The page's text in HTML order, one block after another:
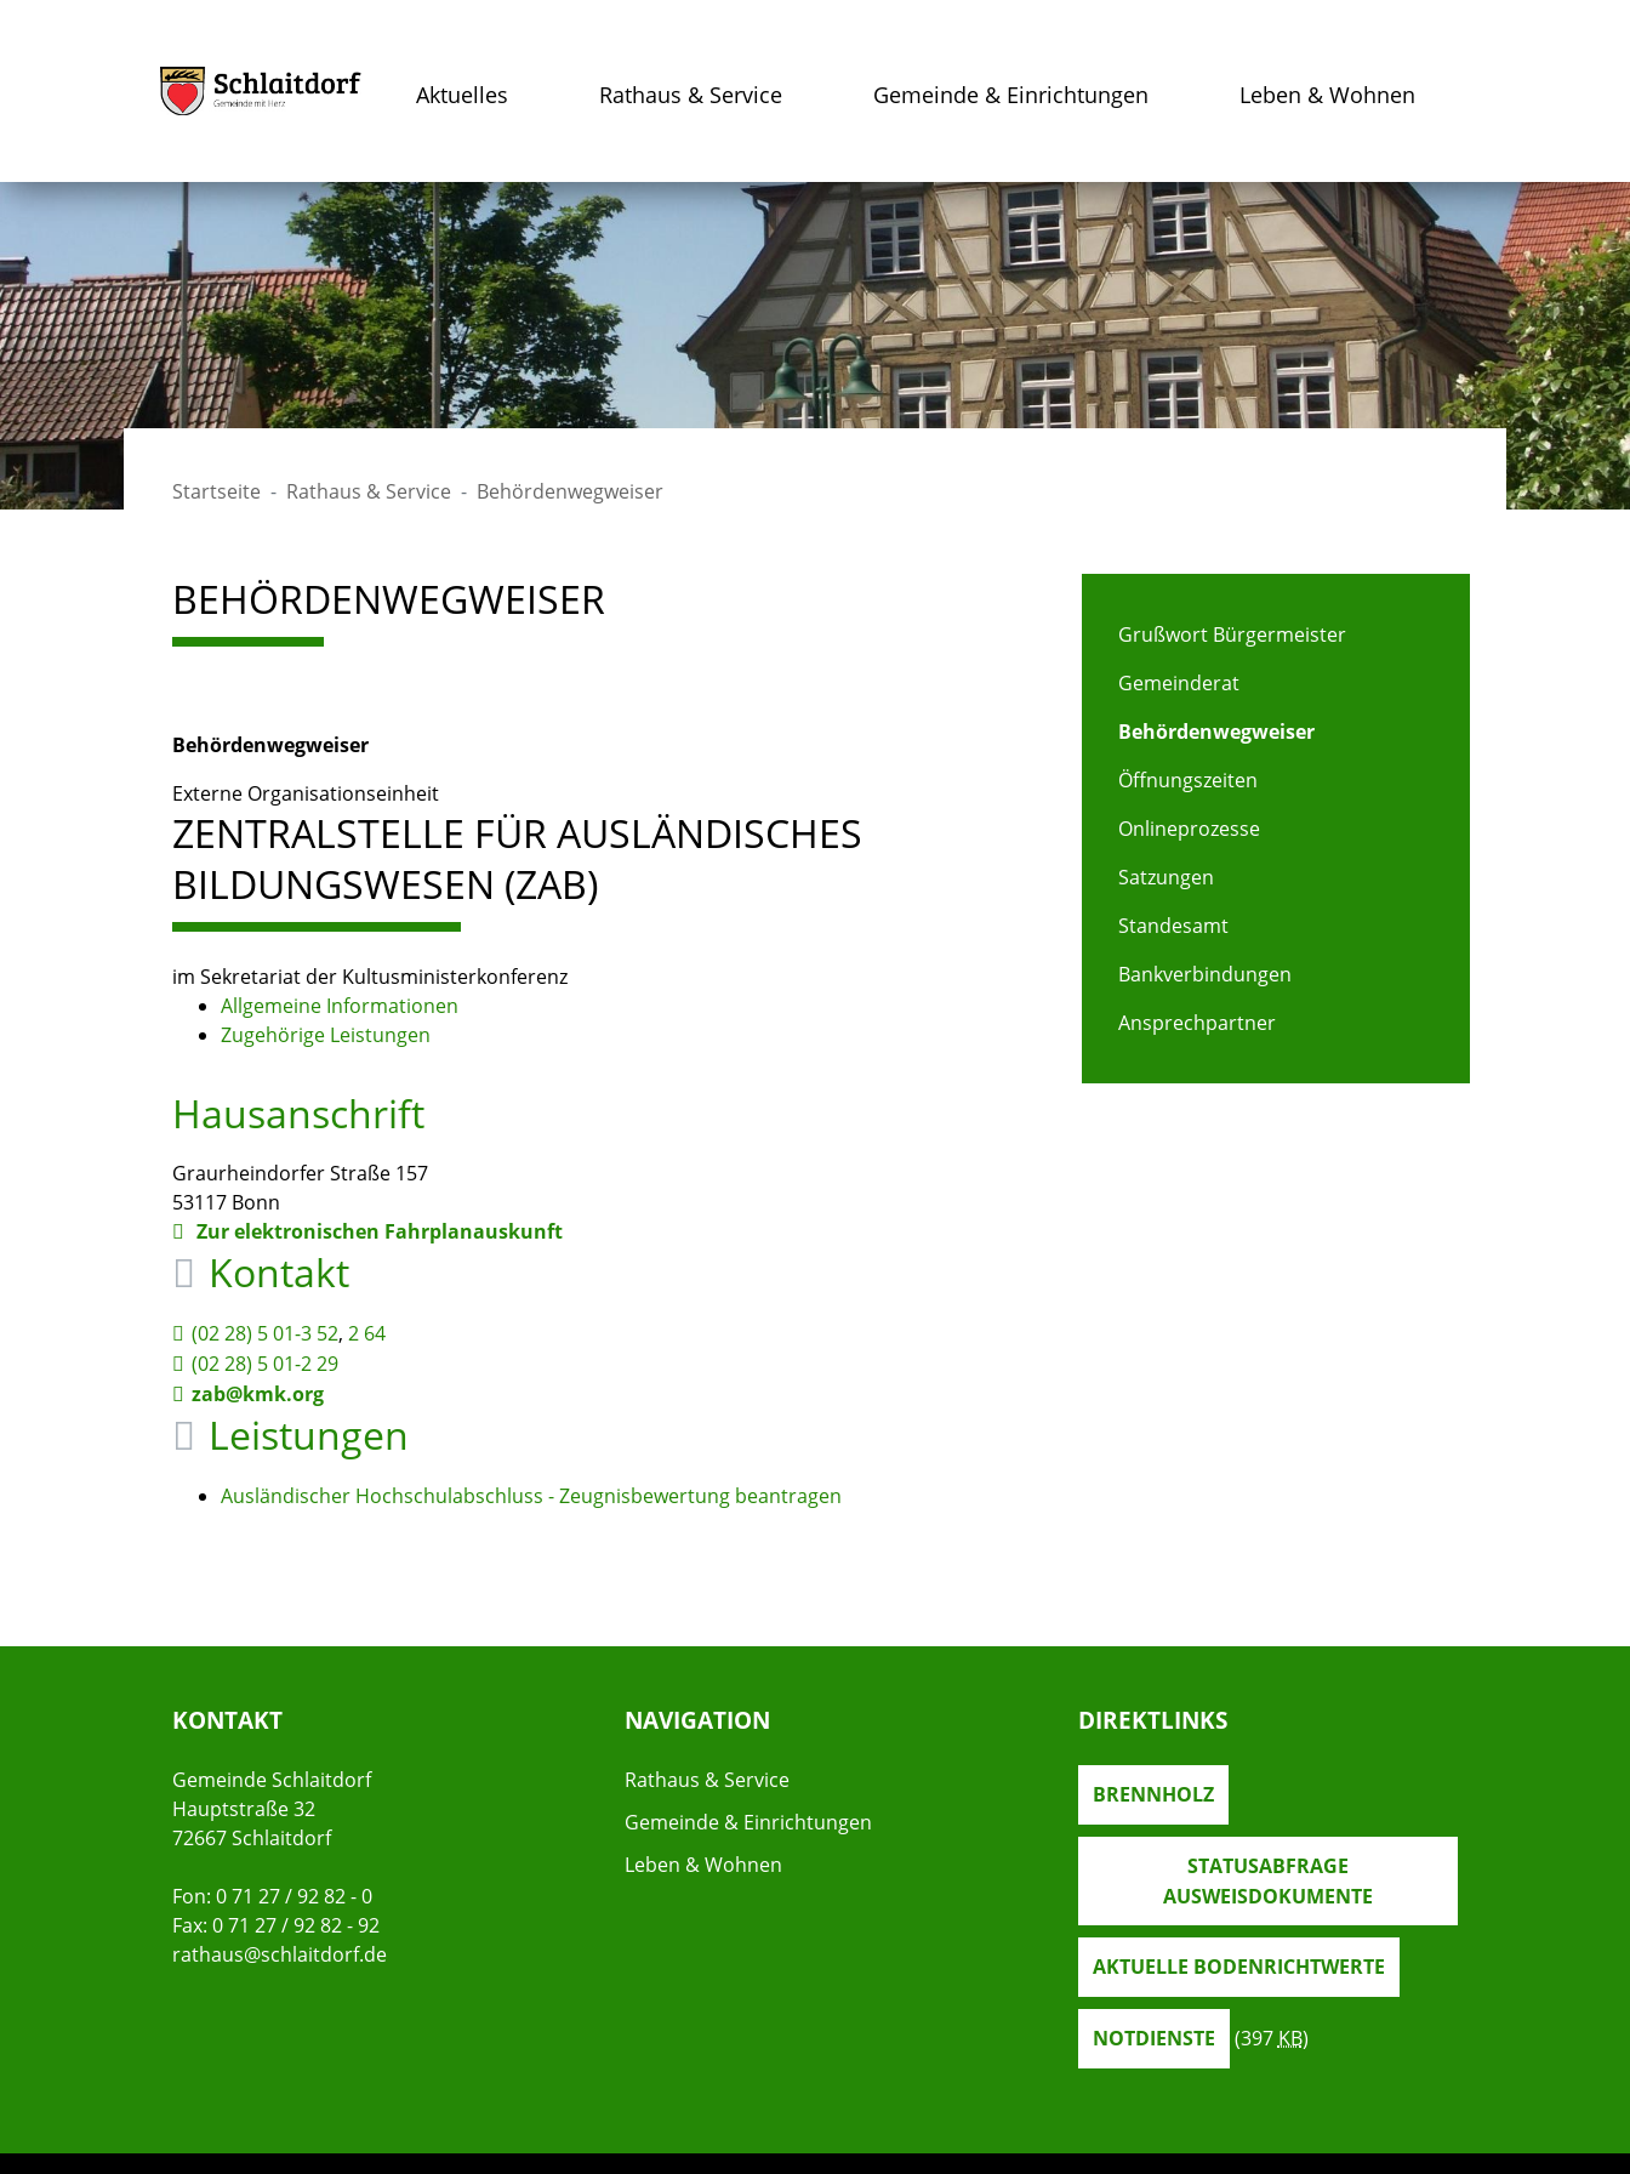
Aktuelles Rathaus & Service Gemeinde & Einrichtungen Leben & Wohnen
Startseite Rathaus & Service Behördenwegweiser
BEHÖRDENWEGWEISER
Behördenwegweiser
Externe Organisationseinheit
ZENTRALSTELLE FÜR AUSLÄNDISCHES
BILDUNGSWESEN (ZAB)
im Sekretariat der Kultusministerkonferenz
Allgemeine Informationen
Zugehörige Leistungen
Hausanschrift
Graurheindorfer Straße 157
53117 Bonn
Zur elektronischen Fahrplanauskunft
Kontakt
(02 28) 5 01-3 52, 2 64
(02 28) 5 01-2 29
zab@kmk.org
Leistungen
Ausländischer Hochschulabschluss - Zeugnisbewertung beantragen
Grußwort Bürgermeister
Gemeinderat
Behördenwegweiser
Öffnungszeiten
Onlineprozesse
Satzungen
Standesamt
Bankverbindungen
Ansprechpartner
KONTAKT
Gemeinde Schlaitdorf
Hauptstraße 32
72667 Schlaitdorf
Fon: 0 71 27 / 92 82 - 0
Fax: 0 71 27 / 92 82 - 92
rathaus@schlaitdorf.de
NAVIGATION
Rathaus & Service
Gemeinde & Einrichtungen
Leben & Wohnen
DIREKTLINKS
BRENNHOLZ
STATUSABFRAGE
AUSWEISDOKUMENTE
AKTUELLE BODENRICHTWERTE
NOTDIENSTE (397 KB)